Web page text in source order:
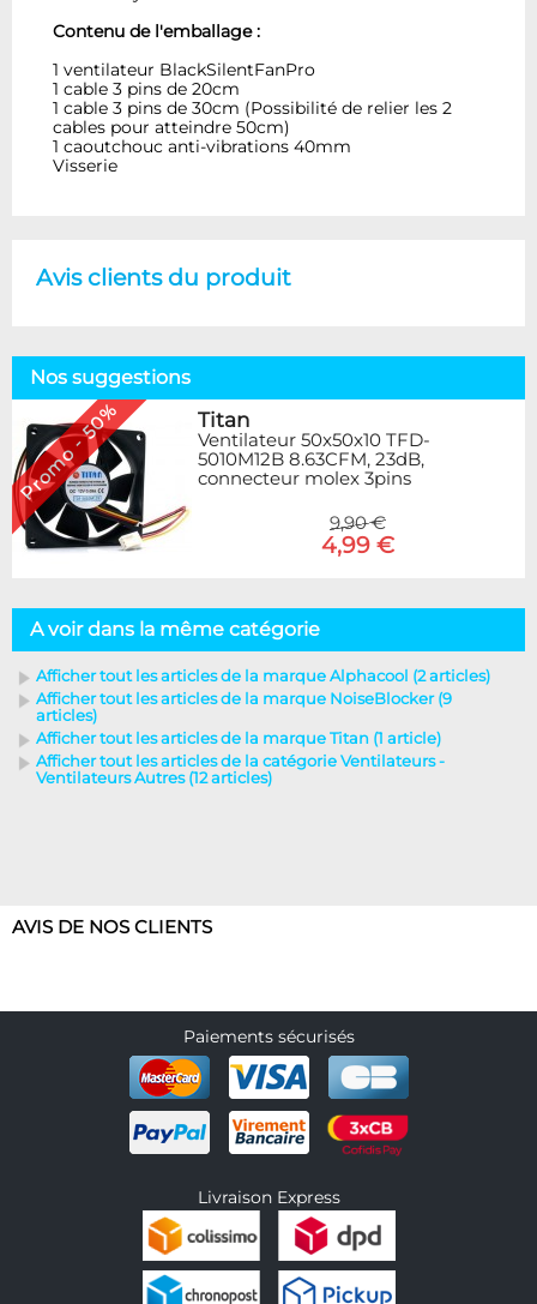
Contenu de l'emballage :
1 ventilateur BlackSilentFanPro
1 cable 3 pins de 20cm
1 cable 3 pins de 30cm (Possibilité de relier les 2
cables pour atteindre 50cm)
1 caoutchouc anti-vibrations 40mm
Visserie
Avis clients du produit
Nos suggestions
Promo - 50% Titan
Ventilateur 50x50x10 TFD-
5010M12B 8.63CFM, 23dB,
connecteur molex 3pins
9,90 €
4,99 €
A voir dans la même catégorie
Afficher tout les articles de la marque Alphacool (2 articles)
Afficher tout les articles de la marque NoiseBlocker (9
articles)
Afficher tout les articles de la marque Titan (1 article)
Afficher tout les articles de la catégorie Ventilateurs -
Ventilateurs Autres (12 articles)
AVIS DE NOS CLIENTS
Paiements sécurisés
Livraison Express